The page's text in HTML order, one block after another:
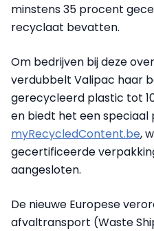
minstens 35 procent
recyclaat bevatten.
Om bedrijven bij deze
verdubbelt Valipac haar
gerecycleerd plastic tot
en biedt het een speciaal
myRecycledContent.be,
gecertificeerde
aangesloten.
De nieuwe Europese
afvaltransport (Waste